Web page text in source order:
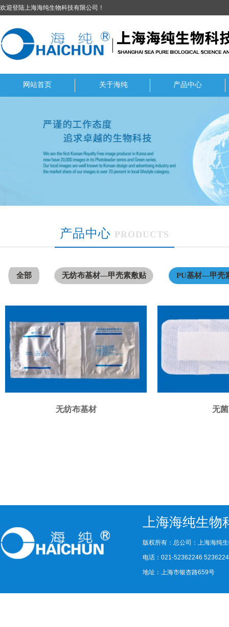
欢迎登陆上海海纯生物科技有限公司！
网站首页 关于海纯 产品中心
产品中心 PRODUCTS
全部 无纺布基材—甲壳素敷贴 PU基材—甲壳
无纺布基材 无
上海海纯生物
版权所有：总公司：上海海纯
电话：021-52362246
地址：上海市银杏路659号